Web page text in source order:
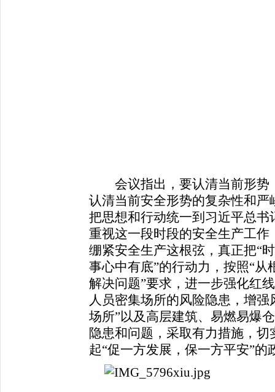
会议指出，要认清当前形势
认清当前安全形势的复杂性和
把思想和行动统一到习近平总
重视这一段时段的安全生产工
绷紧安全生产这根弦，真正把“
事心中有底”的行动力，按照“
解决问题”要求，进一步强化红
人员密集场所的风险隐患，增
场所”以及高层建筑、易燃易爆
隐患和问题，采取有力措施，
起“促一方发展，保一方平安”的